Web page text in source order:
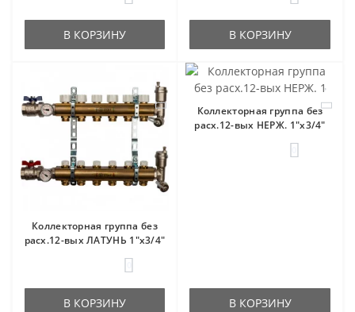
В КОРЗИНУ В КОРЗИНУ
Коллекторная группа без
расх.12-вых ЛАТУНЬ 1"x3/4"
В КОРЗИНУ
Коллекторная группа без
расх.12-вых НЕРЖ. 1"x3/4"
В КОРЗИНУ